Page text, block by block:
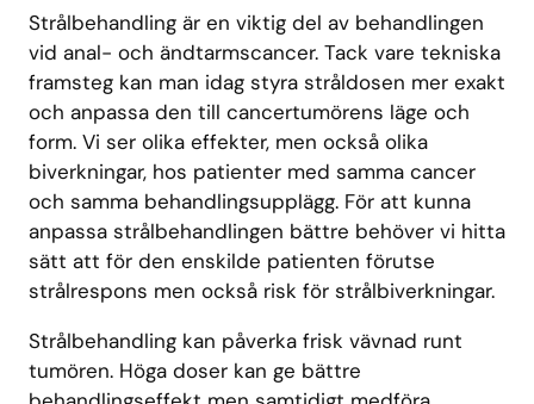
Strålbehandling är en viktig del av behandlingen
vid anal- och ändtarmscancer. Tack vare tekniska
framsteg kan man idag styra stråldosen mer exakt
och anpassa den till cancertumörens läge och
form. Vi ser olika effekter, men också olika
biverkningar, hos patienter med samma cancer
och samma behandlingsupplägg. För att kunna
anpassa strålbehandlingen bättre behöver vi hitta
sätt att för den enskilde patienten förutse
strålrespons men också risk för strålbiverkningar.
Strålbehandling kan påverka frisk vävnad runt
tumören. Höga doser kan ge bättre